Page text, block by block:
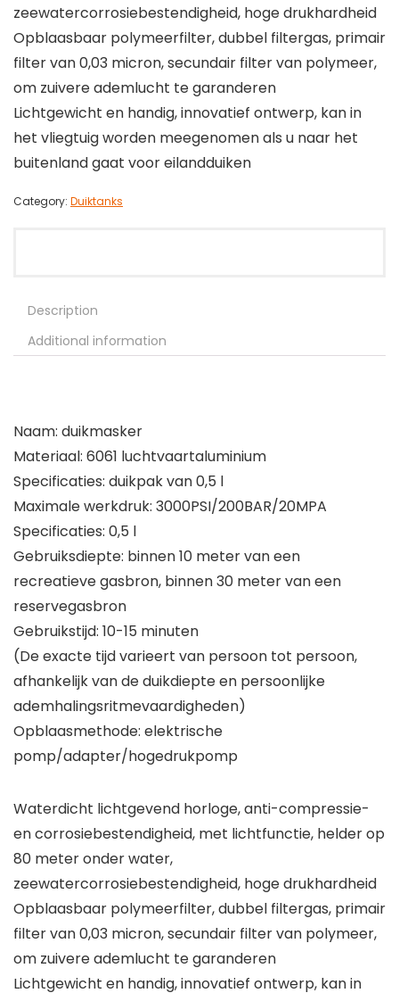
zeewatercorrosiebestendigheid, hoge drukhardheid
Opblaasbaar polymeerfilter, dubbel filtergas, primair
filter van 0,03 micron, secundair filter van polymeer,
om zuivere ademlucht te garanderen
Lichtgewicht en handig, innovatief ontwerp, kan in
het vliegtuig worden meegenomen als u naar het
buitenland gaat voor eilandduiken
Category: Duiktanks
Description
Additional information
Naam: duikmasker
Materiaal: 6061 luchtvaartaluminium
Specificaties: duikpak van 0,5 l
Maximale werkdruk: 3000PSI/200BAR/20MPA
Specificaties: 0,5 l
Gebruiksdiepte: binnen 10 meter van een
recreatieve gasbron, binnen 30 meter van een
reservegasbron
Gebruikstijd: 10-15 minuten
(De exacte tijd varieert van persoon tot persoon,
afhankelijk van de duikdiepte en persoonlijke
ademhalingsritmevaardigheden)
Opblaasmethode: elektrische
pomp/adapter/hogedrukpomp
Waterdicht lichtgevend horloge, anti-compressie-
en corrosiebestendigheid, met lichtfunctie, helder op
80 meter onder water,
zeewatercorrosiebestendigheid, hoge drukhardheid
Opblaasbaar polymeerfilter, dubbel filtergas, primair
filter van 0,03 micron, secundair filter van polymeer,
om zuivere ademlucht te garanderen
Lichtgewicht en handig, innovatief ontwerp, kan in